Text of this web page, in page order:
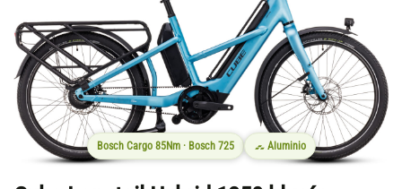
Bosch Cargo 85Nm · Bosch 725 Aluminio